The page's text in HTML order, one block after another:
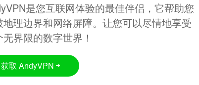
是您互联网体验的最佳伴侣，它帮助您
地理边界和网络屏障。让您可以尽情地享受
界限的数字世界！
获取 AndyVPN